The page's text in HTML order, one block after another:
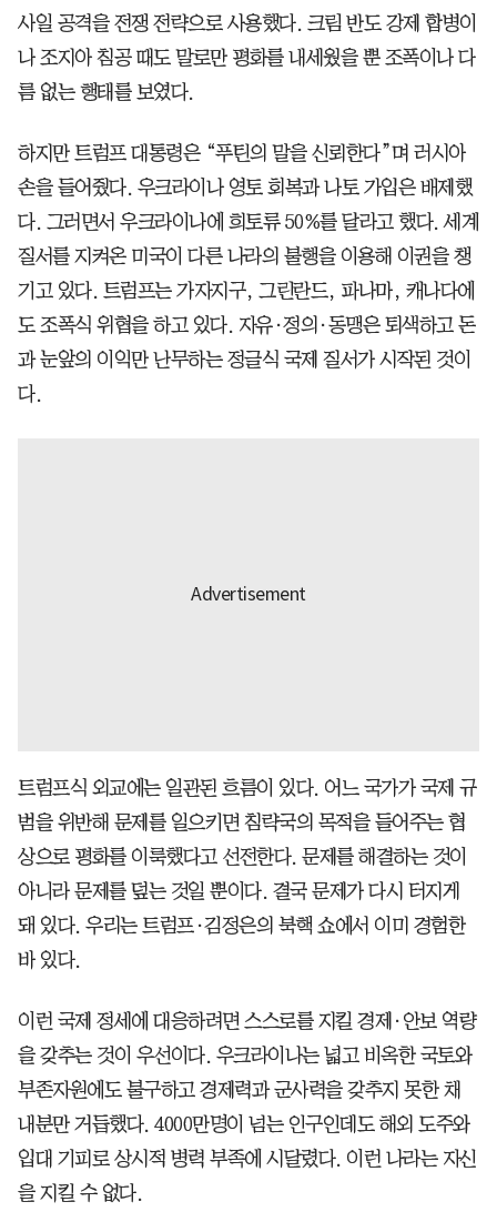
사일 공격을 전쟁 전략으로 사용했다. 크림 반도 강제 합병이
나 조지아 침공 때도 말로만 평화를 내세웠을 뿐 조폭이나 다
름 없는 행태를 보였다.
하지만 트럼프 대통령은 “푸틴의 말을 신뢰한다”며 러시아
손을 들어줬다. 우크라이나 영토 회복과 나토 가입은 배제했
다. 그러면서 우크라이나에 희토류 50%를 달라고 했다. 세계
질서를 지켜온 미국이 다른 나라의 불행을 이용해 이권을 챙
기고 있다. 트럼프는 가자지구, 그린란드, 파나마, 캐나다에
도 조폭식 위협을 하고 있다. 자유·정의·동맹은 퇴색하고 돈
과 눈앞의 이익만 난무하는 정글식 국제 질서가 시작된 것이
다.
트럼프식 외교에는 일관된 흐름이 있다. 어느 국가가 국제 규
범을 위반해 문제를 일으키면 침략국의 목적을 들어주는 협
상으로 평화를 이룩했다고 선전한다. 문제를 해결하는 것이
아니라 문제를 덮는 것일 뿐이다. 결국 문제가 다시 터지게
돼 있다. 우리는 트럼프·김정은의 북핵 쇼에서 이미 경험한
바 있다.
이런 국제 정세에 대응하려면 스스로를 지킬 경제·안보 역량
을 갖추는 것이 우선이다. 우크라이나는 넓고 비옥한 국토와
부존자원에도 불구하고 경제력과 군사력을 갖추지 못한 채
내분만 거듭했다. 4000만명이 넘는 인구인데도 해외 도주와
입대 기피로 상시적 병력 부족에 시달렸다. 이런 나라는 자신
을 지킬 수 없다.